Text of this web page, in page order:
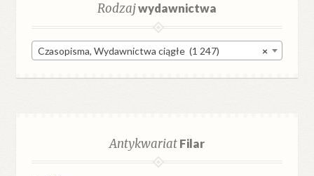
Rodzajwydawnictwa
×
Czasopisma, Wydawnictwa ciągłe (1 247)
AntykwariatFilar